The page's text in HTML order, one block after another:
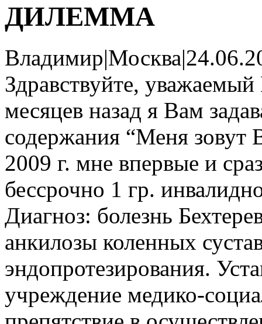
ДИЛЕММА
Владимир|Москва|
Здравствуйте,
месяцев назад я Вам
содержания “Меня
2009 г. мне впервые и
бессрочно 1 гр.
Диагноз: болезнь
анкилозы коленных
эндопротезирования.
учреждение медико-